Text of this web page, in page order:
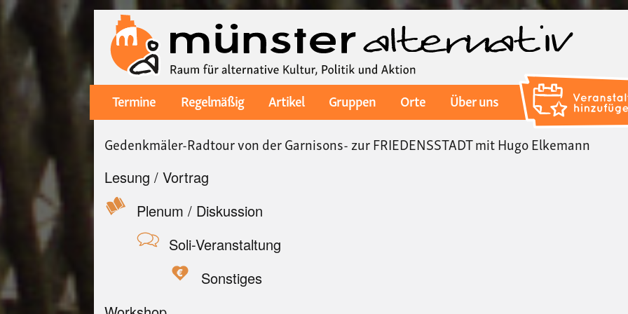
Inhalt
Main
navigation
Termine Regelmäßig Artikel Gruppen Orte
Über uns
Gedenkmäler-Radtour von der Garnisons- zur FRIEDENSSTADT mit Hugo Elkemann
Lesung / Vortrag
Plenum / Diskussion
Soli-Veranstaltung
Sonstiges